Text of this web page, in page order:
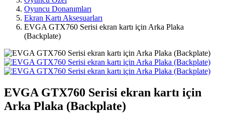
Oyuncu Donanımları
Ekran Kartı Aksesuarları
EVGA GTX760 Serisi ekran kartı için Arka Plaka
(Backplate)
EVGA GTX760 Serisi ekran kartı için
Arka Plaka (Backplate)